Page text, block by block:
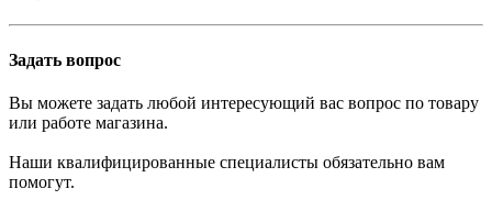
Задать вопрос
Вы можете задать любой интересующий вас вопрос по товару
или работе магазина.
Наши квалифицированные специалисты обязательно вам
помогут.